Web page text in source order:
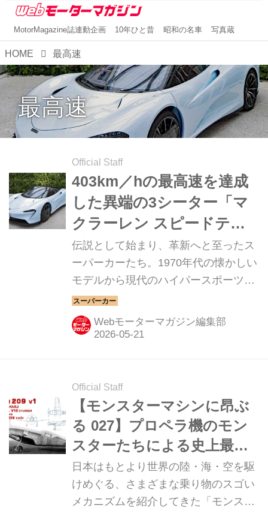
MotorMagazine誌連動企画 10年ひと昔 昭和の名車 写真蔵
HOME 最高速
最高速
Official Staff
403km／hの最高速を達成
した異端の3シーター「マ
クラーレン スピードテー
ル」【スーパーカークロニ
クル・完全版／093】
伝説として始まり、革新へと至ったス
ーパーカーたち。1970年代の懐かしい
モデルから現代のハイパースポーツま
で紹介していこう。今回は、2019年に
106台限定で生産された、マクラーレ
ン スピードテールだ。
Webモーターマガジン編集部
Official Staff
【モンスターマシンに昂ぶ
る 027】プロペラ機のモン
スターたちによる史上最速
のバトル！
日本はもとより世界の陸・海・空を駆
けめぐる、さまざまな乗り物のスゴい
メカニズムを紹介してきた「モンスタ